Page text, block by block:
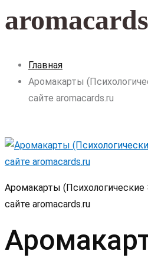
Главная
Аромакарты
сайте aromacards.ru
Аромакарты
сайте aromacards.ru